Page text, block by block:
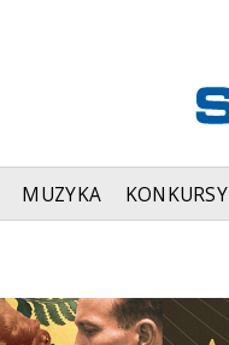
MUZYKA KONKURSY